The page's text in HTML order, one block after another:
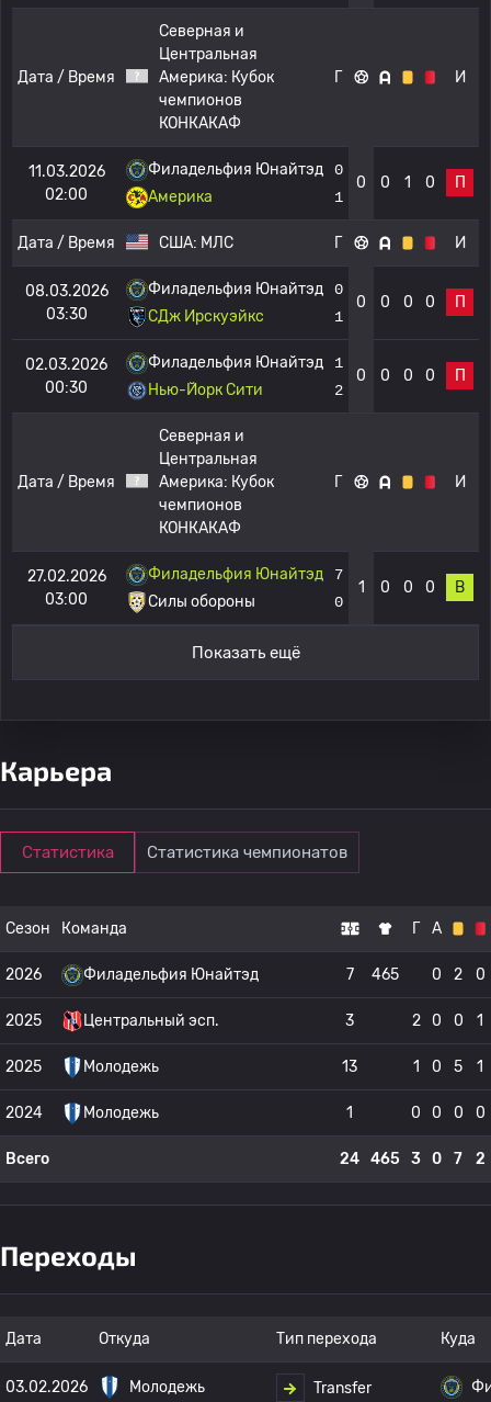
Дата / Время
Северная и
Центральная
Америка: Кубок
чемпионов
КОНКАКАФ
Г И
11.03.2026
02:00
Филадельфия Юнайтэд
Америка
0
1
0 0 1 0 П
Дата / Время США: МЛС Г И
08.03.2026
03:30
Филадельфия Юнайтэд
СДж Ирскуэйкс
0
1
0 0 0 0 П
02.03.2026
00:30
Филадельфия Юнайтэд
Нью-Йорк Сити
1
2
0 0 0 0 П
Дата / Время
Северная и
Центральная
Америка: Кубок
чемпионов
КОНКАКАФ
Г И
27.02.2026
03:00
Филадельфия Юнайтэд
Силы обороны
7
0
1 0 0 0 В
Показать ещё
Карьера
Статистика Статистика чемпионатов
Сезон Команда Г А
2026 Филадельфия Юнайтэд 7 465 0 2 0
2025 Центральный эсп. 3 2 0 0 1
2025 Молодежь 13 1 0 5 1
2024 Молодежь 1 0 0 0 0
Всего 24 465 3 0 7 2
Переходы
Дата Откуда Тип перехода Куда
03.02.2026 Молодежь Transfer